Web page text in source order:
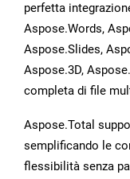
perfetta
Aspose.Words,
Aspose.Slides,
Aspose.3D,
completa di file
Aspose.Total
semplificando le
flessibilità senza